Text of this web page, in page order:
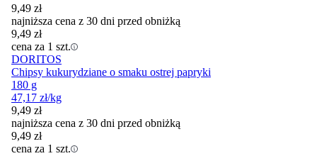
9,49 zł
najniższa cena z 30 dni przed obniżką
9,49 zł
cena za 1 szt.
DORITOS
Chipsy kukurydziane o smaku ostrej papryki
180 g
47,17 zł/kg
9,49 zł
najniższa cena z 30 dni przed obniżką
9,49 zł
cena za 1 szt.